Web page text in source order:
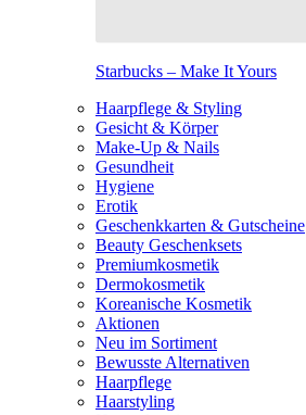
Starbucks – Make It Yours
Haarpflege & Styling
Gesicht & Körper
Make-Up & Nails
Gesundheit
Hygiene
Erotik
Geschenkkarten & Gutscheine
Beauty Geschenksets
Premiumkosmetik
Dermokosmetik
Koreanische Kosmetik
Aktionen
Neu im Sortiment
Bewusste Alternativen
Haarpflege
Haarstyling